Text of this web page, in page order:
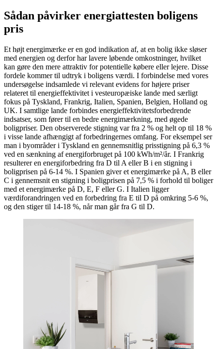
Sådan påvirker energiattesten boligens
pris
Et højt energimærke er en god indikation af, at en bolig ikke sløser
med energien og derfor har lavere løbende omkostninger, hvilket
kan gøre den mere attraktiv for potentielle købere eller lejere. Disse
fordele kommer til udtryk i boligens værdi. I forbindelse med vores
undersøgelse indsamlede vi relevant evidens for højere priser
relateret til energieffektivitet i vesteuropæiske lande med særligt
fokus på Tyskland, Frankrig, Italien, Spanien, Belgien, Holland og
UK. I samtlige lande forbindes energieffektivitetsforbedrende
indsatser, som fører til en bedre energimærkning, med øgede
boligpriser. Den observerede stigning var fra 2 % og helt op til 18 %
i visse lande afhængigt af forbedringernes omfang. For eksempel ser
man i byområder i Tyskland en gennemsnitlig prisstigning på 6,3 %
ved en sænkning af energiforbruget på 100 kWh/m²/år. I Frankrig
resulterer en energiforbedring fra D til A eller B i en stigning i
boligprisen på 6-14 %. I Spanien giver et energimærke på A, B eller
C i gennemsnit en stigning i boligprisen på 7,5 % i forhold til boliger
med et energimærke på D, E, F eller G. I Italien ligger
værdiforandringen ved en forbedring fra E til D på omkring 5-6 %,
og den stiger til 14-18 %, når man går fra G til D.